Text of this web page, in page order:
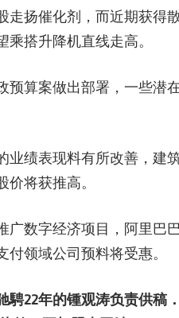
扬催化剂，而近期获得
搭升降机直线走高。
预算案做出部署，一些潜
业绩表现料有所改善，建
将获推高。
广数字经济项目，阿里巴
领域公司预料将受惠。
騁22年的锺观涛负责供稿